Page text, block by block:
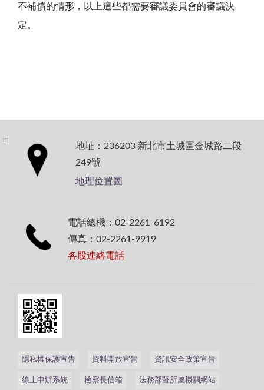
不補償的情形，以上這些都需要審議委員會的審議決
定。
:::
地址：236203 新北市土城區金城路二段
249號
地理位置圖
電話總機：02-2261-6192
傳真：02-2261-9919
各股連絡電話
隱私權保護宣告 資料開放宣告 資訊安全政策宣告
線上申辦系統 檢察長信箱 法務部暨所屬機關網站